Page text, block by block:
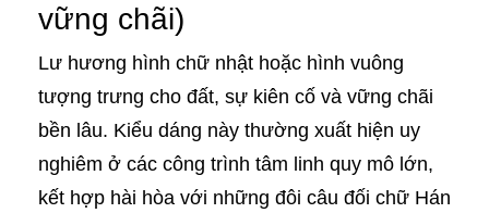
vững chãi)
Lư hương hình chữ nhật hoặc hình vuông
tượng trưng cho đất, sự kiên cố và vững chãi
bền lâu. Kiểu dáng này thường xuất hiện uy
nghiêm ở các công trình tâm linh quy mô lớn,
kết hợp hài hòa với những đôi câu đối chữ Hán